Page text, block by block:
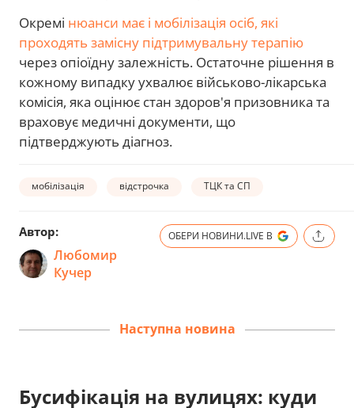
Окремі нюанси має і мобілізація осіб, які
проходять замісну підтримувальну терапію
через опіоїдну залежність. Остаточне рішення в
кожному випадку ухвалює військово-лікарська
комісія, яка оцінює стан здоров'я призовника та
враховує медичні документи, що
підтверджують діагноз.
мобілізація відстрочка ТЦК та СП
Автор:
Любомир
Кучер
ОБЕРИ НОВИНИ.LIVE В
Наступна новина
Бусифікація на вулицях: куди